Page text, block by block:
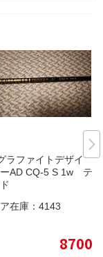
ラファイトデザイ
AD CQ-5 S 1w テー
在庫： 4143
8700